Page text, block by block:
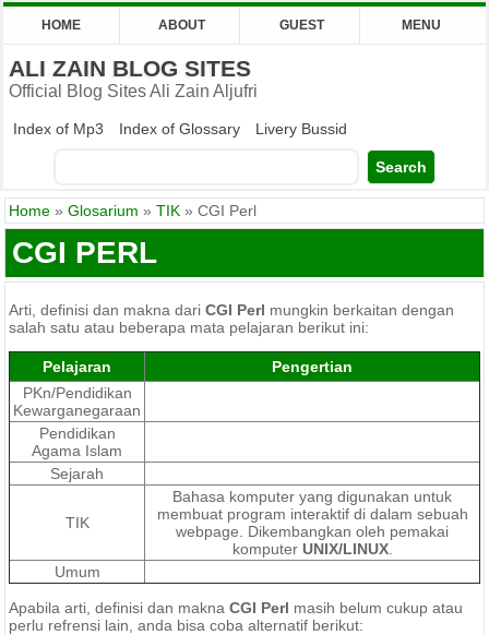
HOME ABOUT GUEST MENU
ALI ZAIN BLOG SITES
Official Blog Sites Ali Zain Aljufri
Index of Mp3 Index of Glossary Livery Bussid
Home » Glosarium » TIK » CGI Perl
CGI PERL
Arti, definisi dan makna dari CGI Perl mungkin berkaitan dengan
salah satu atau beberapa mata pelajaran berikut ini:
Pelajaran
Pengertian
PKn/Pendidikan
Kewarganegaraan
Pendidikan
Agama Islam
Sejarah
TIK
Bahasa komputer yang digunakan untuk
membuat program interaktif di dalam sebuah
webpage. Dikembangkan oleh pemakai
komputer UNIX/LINUX.
Umum
Apabila arti, definisi dan makna CGI Perl masih belum cukup atau
perlu refrensi lain, anda bisa coba alternatif berikut: